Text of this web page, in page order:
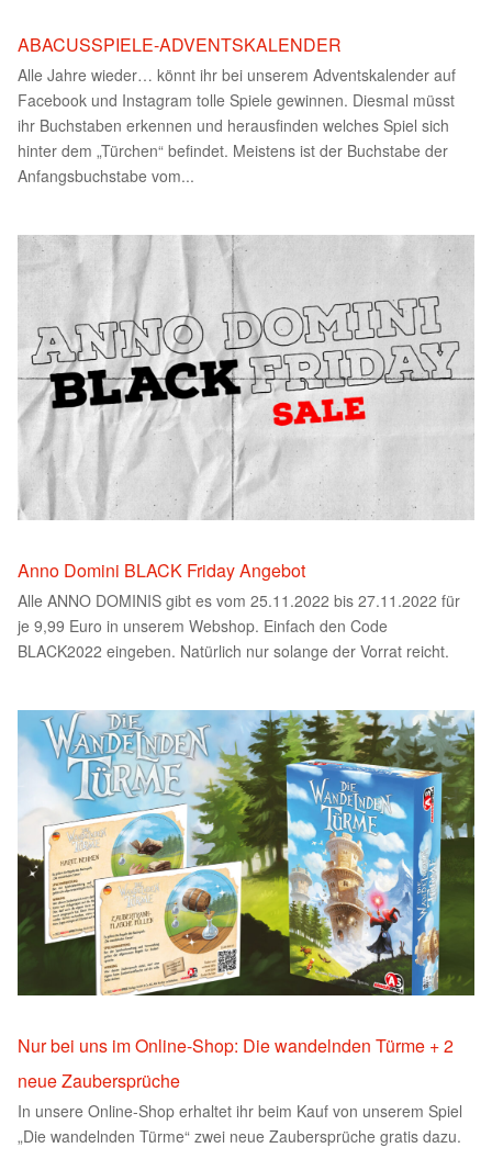
ABACUSSPIELE-ADVENTSKALENDER
Alle Jahre wieder… könnt ihr bei unserem Adventskalender auf
Facebook und Instagram tolle Spiele gewinnen. Diesmal müsst
ihr Buchstaben erkennen und herausfinden welches Spiel sich
hinter dem „Türchen“ befindet. Meistens ist der Buchstabe der
Anfangsbuchstabe vom...
Anno Domini BLACK Friday Angebot
Alle ANNO DOMINIS gibt es vom 25.11.2022 bis 27.11.2022 für
je 9,99 Euro in unserem Webshop. Einfach den Code
BLACK2022 eingeben. Natürlich nur solange der Vorrat reicht.
Nur bei uns im Online-Shop: Die wandelnden Türme + 2
neue Zaubersprüche
In unsere Online-Shop erhaltet ihr beim Kauf von unserem Spiel
„Die wandelnden Türme“ zwei neue Zaubersprüche gratis dazu.